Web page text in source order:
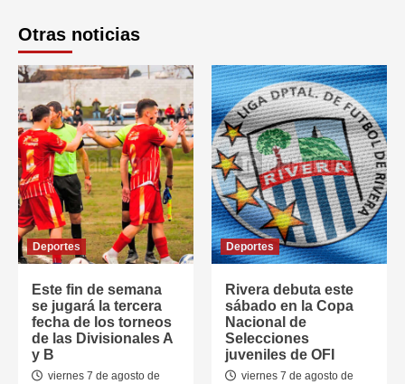
Otras noticias
Deportes
Este fin de semana
se jugará la tercera
fecha de los torneos
de las Divisionales A
y B
viernes 7 de agosto de
Deportes
Rivera debuta este
sábado en la Copa
Nacional de
Selecciones
juveniles de OFI
viernes 7 de agosto de